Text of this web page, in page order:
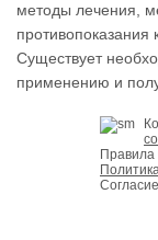
методы лечения,
Существует
применению и
Правила